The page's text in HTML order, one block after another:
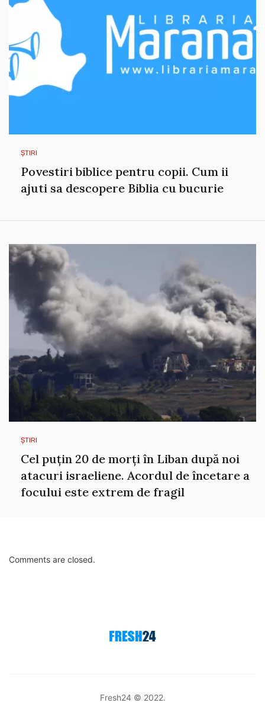
ȘTIRI
Povestiri biblice pentru copii. Cum ii
ajuti sa descopere Biblia cu bucurie
ȘTIRI
Cel puțin 20 de morți în Liban după noi
atacuri israeliene. Acordul de încetare a
focului este extrem de fragil
Comments are closed.
Fresh24 © 2022.